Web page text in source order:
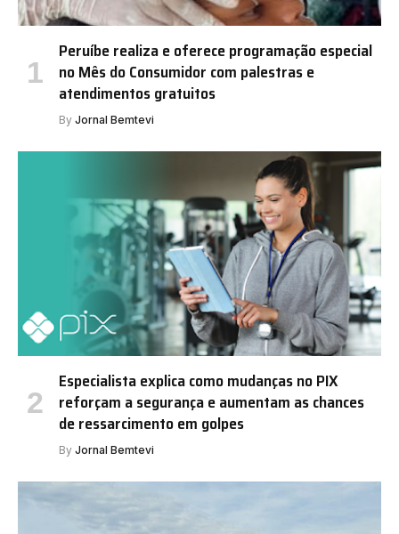
Peruíbe realiza e oferece programação especial
no Mês do Consumidor com palestras e
atendimentos gratuitos
By Jornal Bemtevi
Especialista explica como mudanças no PIX
reforçam a segurança e aumentam as chances
de ressarcimento em golpes
By Jornal Bemtevi